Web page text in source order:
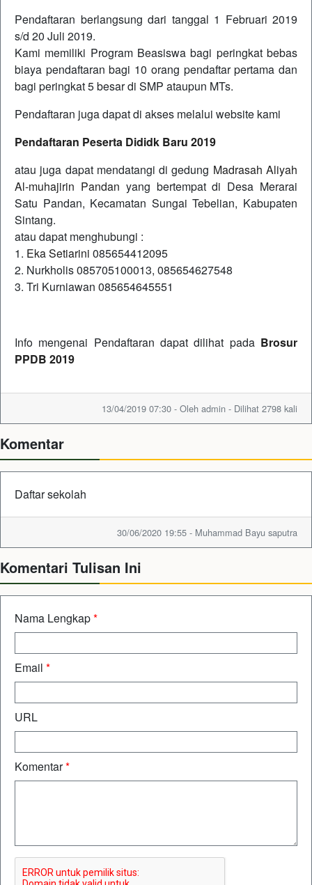
Pendaftaran berlangsung dari tanggal 1 Februari 2019
s/d 20 Juli 2019.
Kami memiliki Program Beasiswa bagi peringkat bebas
biaya pendaftaran bagi 10 orang pendaftar pertama dan
bagi peringkat 5 besar di SMP ataupun MTs.
Pendaftaran juga dapat di akses melalui website kami
Pendaftaran Peserta Dididk Baru 2019
atau juga dapat mendatangi di gedung Madrasah Aliyah
Al-muhajirin Pandan yang bertempat di Desa Merarai
Satu Pandan, Kecamatan Sungai Tebelian, Kabupaten
Sintang.
atau dapat menghubungi :
1. Eka Setiarini 085654412095
2. Nurkholis 085705100013, 085654627548
3. Tri Kurniawan 085654645551
Info mengenai Pendaftaran dapat dilihat pada Brosur
PPDB 2019
13/04/2019 07:30 - Oleh admin - Dilihat 2798 kali
Komentar
Daftar sekolah
30/06/2020 19:55 - Muhammad Bayu saputra
Komentari Tulisan Ini
Nama Lengkap*
Email *
URL
Komentar*